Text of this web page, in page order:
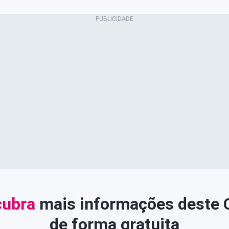
mais informações deste
de forma gratuita